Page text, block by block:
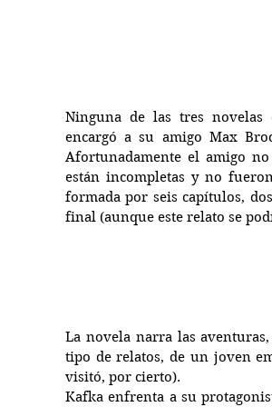
Ninguna de las tres
encargó a su amigo Max
Afortunadamente el amigo
están incompletas y no
formada por seis capítulos,
final (aunque este relato se
La novela narra las
tipo de relatos, de un joven
visitó, por cierto).
Kafka enfrenta a su